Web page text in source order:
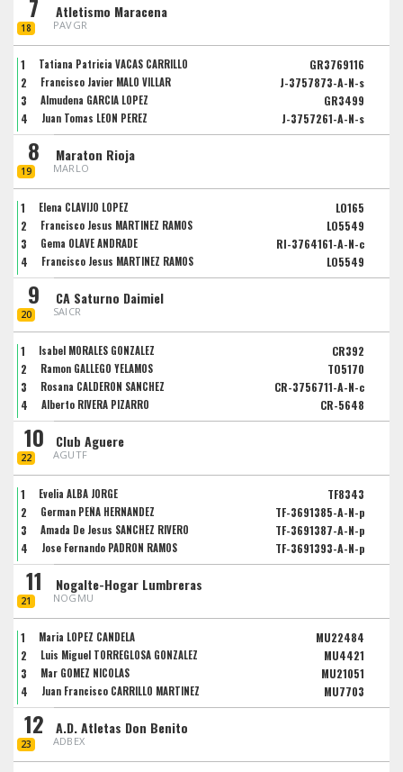
7
18
Atletismo Maracena
PAVGR
1 Tatiana Patricia VACAS CARRILLO
GR3769116
2
Francisco Javier MALO VILLAR
J-3757873-A-N-s
3
Almudena GARCIA LOPEZ
GR3499
4
Juan Tomas LEON PEREZ J-3757261-A-N-s
8
19
Maraton Rioja
MARLO
1 Elena CLAVIJO LÓPEZ
LO165
2
Francisco Jesus MARTINEZ RAMOS
LO5549
3
Gema OLAVE ANDRADE
RI-3764161-A-N-c
4
Francisco Jesus MARTINEZ RAMOS LO5549
9
20
CA Saturno Daimiel
SAICR
1 Isabel MORALES GONZÁLEZ
CR392
2
Ramon GALLEGO YELAMOS
TO5170
3
Rosana CALDERÓN SÁNCHEZ
CR-3756711-A-N-c
4
Alberto RIVERA PIZARRO CR-5648
10
22
Club Aguere
AGUTF
1 Evelia ALBA JORGE
TF8343
2
German PEÑA HERNANDEZ
TF-3691385-A-N-p
3
Amada De Jesus SANCHEZ RIVERO
TF-3691387-A-N-p
4
Jose Fernando PADRON RAMOS TF-3691393-A-N-p
11
21
Nogalte-Hogar Lumbreras
NOGMU
1 Maria LOPEZ CANDELA
MU22484
2
Luis Miguel TORREGLOSA GONZALEZ
MU4421
3
Mar GOMEZ NICOLAS
MU21051
4
Juan Francisco CARRILLO MARTINEZ MU7703
12
23
A.D. Atletas Don Benito
ADBEX